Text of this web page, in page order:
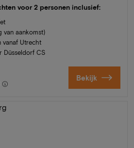
voor 2 personen inclusief:
van aankomst)
vanaf Utrecht
Düsseldorf CS
Bekijk